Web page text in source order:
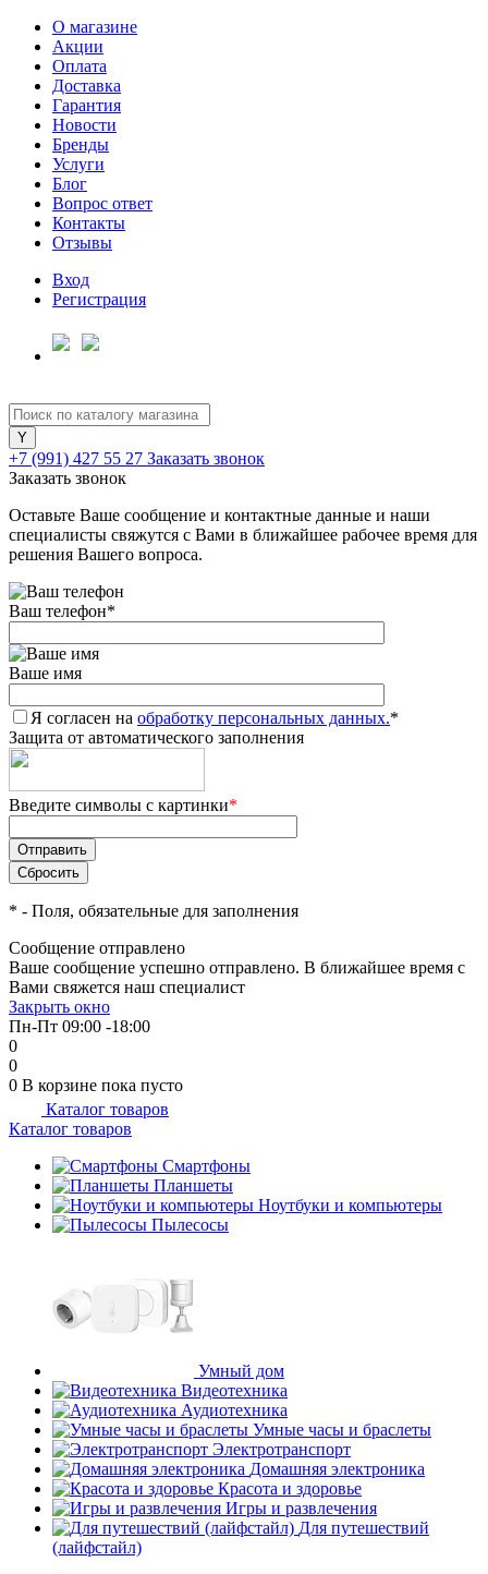
О магазине
Акции
Оплата
Доставка
Гарантия
Новости
Бренды
Услуги
Блог
Вопрос ответ
Контакты
Отзывы
Вход
Регистрация
+7 (991) 427 55 27 Заказать звонок
Заказать звонок
Оставьте Ваше сообщение и контактные данные и наши
специалисты свяжутся с Вами в ближайшее рабочее время для
решения Вашего вопроса.
Ваш телефон*
Ваше имя
Я согласен на обработку персональных данных.*
Защита от автоматического заполнения
Введите символы с картинки*
* - Поля, обязательные для заполнения
Сообщение отправлено
Ваше сообщение успешно отправлено. В ближайшее время с
Вами свяжется наш специалист
Закрыть окно
Пн-Пт 09:00 -18:00
0
0
0 В корзине пока пусто
Каталог товаров
Каталог товаров
Смартфоны
Планшеты
Ноутбуки и компьютеры
Пылесосы
Умный дом
Видеотехника
Аудиотехника
Умные часы и браслеты
Электротранспорт
Домашняя электроника
Красота и здоровье
Игры и развлечения
Для путешествий
(лайфстайл)
Для клиентов всех банков
Разбейте
оплатуна части
без переплат
График платежей
Сегодня
25%
Добавляйте товары
в корзину
Оплачивайте сегодня только
25% картой любого банка
Получайте товар
выбранный способом
Оставшиеся75% будут
списыватьсяс вашей карты
по
Подробнее
об оплате Плайтом
недели
plait.ru